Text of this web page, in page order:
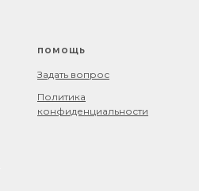
помощь
Задать вопрос
Политика
конфиденциальности